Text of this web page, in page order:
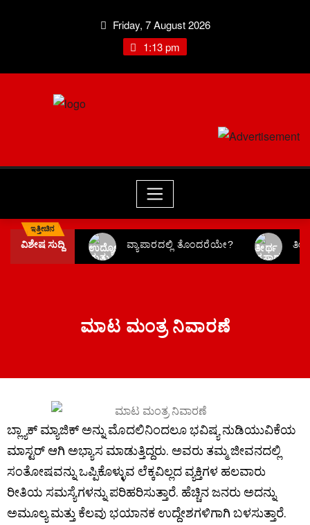
Friday, 7 August 2026
1:13 pm
ಇತ್ತೀಚಿನ
ವಿಶೇಷ ಸುದ್ದಿ ವ್ಯಾಪಾರದಲ್ಲಿ ತೊಂದರೆಯೇ?
ಮಾಟ ಮಂತ್ರ ನಿವಾರಣೆ
ಬ್ಲ್ಯಾಕ್ ಮ್ಯಾಜಿಕ್ ಅನ್ನು ಮೊದಲಿನಿಂದಲೂ ಭವಿಷ್ಯ ನುಡಿಯುವಿಕೆಯ
ಮಾಸ್ಟರ್ ಆಗಿ ಅಭ್ಯಾಸ ಮಾಡುತ್ತಿದ್ದರು. ಅವರು ತಮ್ಮ ಜೀವನದಲ್ಲಿ
ಸಂತೋಷವನ್ನು ಒಪ್ಪಿಕೊಳ್ಳುವ ಲೆಕ್ಕವಿಲ್ಲದ ವ್ಯಕ್ತಿಗಳ ಹಲವಾರು
ರೀತಿಯ ಸಮಸ್ಯೆಗಳನ್ನು ಪರಿಹರಿಸುತ್ತಾರೆ. ಹೆಚ್ಚಿನ ಜನರು ಅದನ್ನು
ಅಮೂಲ್ಯ ಮತ್ತು ಕೆಲವು ಭಯಾನಕ ಉದ್ದೇಶಗಳಿಗಾಗಿ ಬಳಸುತ್ತಾರೆ.